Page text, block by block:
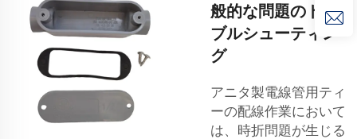
般的な問題のトラ
ブルシューティン
グ
アニタ製電線管用ティ
ーの配線作業において
は、時折問題が生じる